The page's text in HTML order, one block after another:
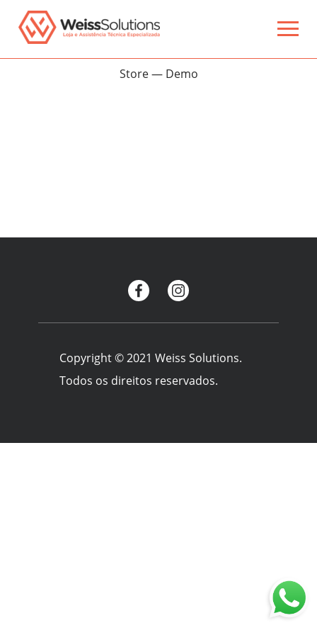
Store — Demo
Copyright © 2021 Weiss Solutions.
Todos os direitos reservados.